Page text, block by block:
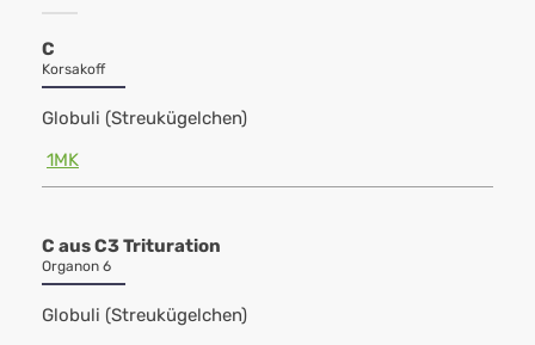
C
Korsakoff
Globuli (Streukügelchen)
1MK
C aus C3 Trituration
Organon 6
Globuli (Streukügelchen)